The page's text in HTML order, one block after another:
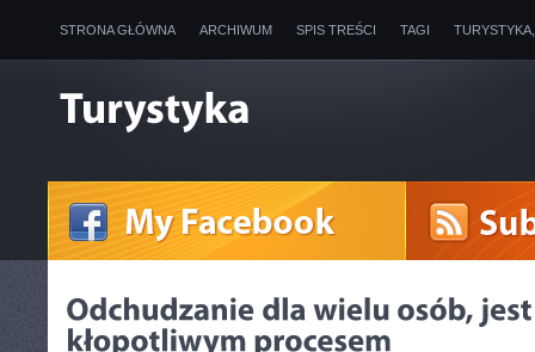
STRONA GŁÓWNA ARCHIWUM SPIS TREŚCI TAGI